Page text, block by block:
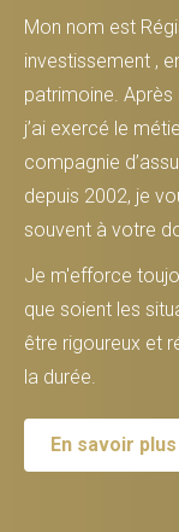
Mon nom est
investissement ,
patrimoine.
j’ai exercé le
compagnie
depuis 2002, je
souvent à votre
Je m'efforce
que soient les
être rigoureux et
la durée.
En savoir plus